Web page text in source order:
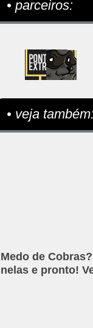
• parceiros:
• veja
Medo de
nelas e pronto!